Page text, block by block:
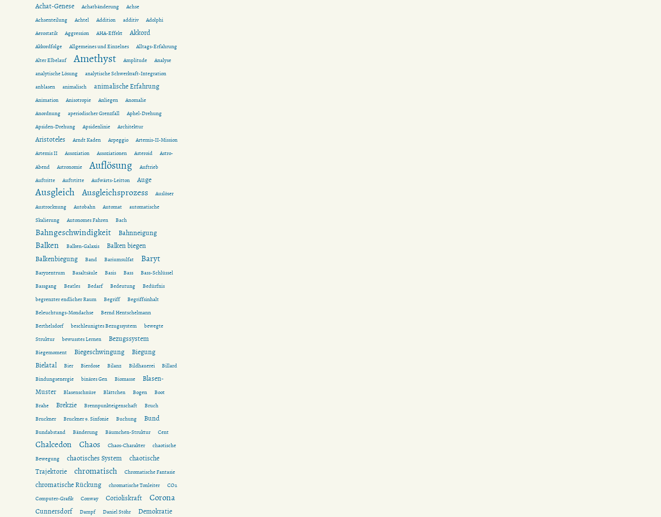
Achat-Genese Achatbänderung
Achse
Achsenteilung
Achtel Addition additiv
Adolphi
Aerostatik
Aggression AHA-Effekt Akkord
Akkordfolge Allgemeines und Einzelnes
Alltags-Erfahrung
Alter Elbelauf
Amethyst Amplitude
Analyse
analytische Lösung
analytische Schwerkraft-Integration
anblasen
animalisch animalische Erfahrung
Animation Anisotropie Anliegen
Anomalie
Anordnung
aperiodischer Grenzfall
Aphel-Drehung
Apsiden-Drehung
Apsidenlinie Architektur
Aristoteles Arndt Kaden Arpeggio
Artemis-II-Mission
Artemis II
Assoziation Assoziationen Asteroid
Astro-
Abend
Astronomie Auflösung
Auftrieb
Auftritte
Auftrtitte Aufwärts-Leitton Auge
Ausgleich Ausgleichsprozess
Auslöser
Austrocknung
Autobahn Automat
automatische
Skalierung
Autonomes Fahren Bach
Bahngeschwindigkeit Bahnneigung
Balken Balken-Galaxis
Balken biegen
Balkenbiegung
Band Bariumsulfat Baryt
Baryzentrum Basaltsäule Basis Bass
Bass-Schlüssel
Bassgang
Beatles Bedarf Bedeutung
Bedürfnis
begrenzter endlicher Raum
Begriff
Begriffsinhalt
Beleuchtungs-Mondachse
Bernd Hentschelmann
Berthelsdorf
beschleunigtes Bezugssystem
bewegte
Struktur
bewusstes Lernen Bezugssystem
Biegemoment Biegeschwingung
Biegung
Bielatal
Bier Bierdose Bilanz Bildhauerei
Billard
Bindungsenergie
binäres Gen Biomasse
Blasen-
Muster
Blasenschnüre Blättchen Bogen
Boot
Brahe
Brekzie Brennpunkteigenschaft
Bruch
Bruckner
Bruckner 9. Sinfonie Buchung Bund
Bundabstand Bänderung Bäumchen-Struktur Cent
Chalcedon Chaos Chaos-Charakter
chaotische
Bewegung
chaotisches System
chaotische
Trajektorie
chromatisch Chromatische Fantasie
chromatische Rückung chromatische Tonleiter
CO2
Computer-Grafik
Conway Corioliskraft Corona
Cunnersdorf Dampf Daniel Stöhr Demokratie